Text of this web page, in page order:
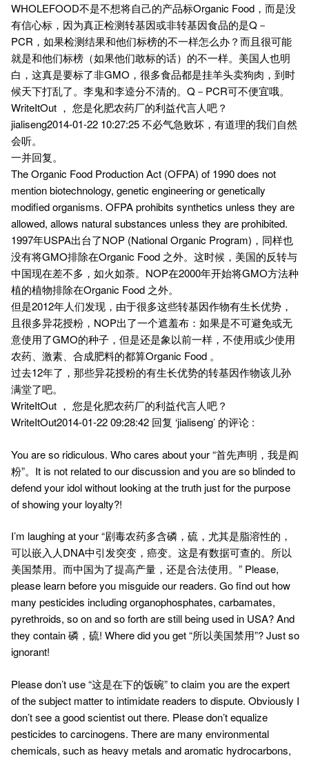
WHOLEFOOD不是不想将自己的产品标Organic Food，而是没
有信心标，因为真正检测转基因或非转基因食品的是Q－
PCR，如果检测结果和他们标榜的不一样怎么办？而且很可能
就是和他们标榜（如果他们敢标的话）的不一样。美国人也明
白，这真是要标了非GMO，很多食品都是挂羊头卖狗肉，到时
候天下打乱了。李鬼和李逵分不清的。Q－PCR可不便宜哦。
WriteItOut ， 您是化肥农药厂的利益代言人吧？
jialiseng2014-01-22 10:27:25 不必气急败坏，有道理的我们自然
会听。
一并回复。
The Organic Food Production Act (OFPA) of 1990 does not
mention biotechnology, genetic engineering or genetically
modified organisms. OFPA prohibits synthetics unless they are
allowed, allows natural substances unless they are prohibited.
1997年USPA出台了NOP (National Organic Program)，同样也
没有将GMO排除在Organic Food 之外。这时候，美国的反转与
中国现在差不多，如火如荼。NOP在2000年开始将GMO方法种
植的植物排除在Organic Food 之外。
但是2012年人们发现，由于很多这些转基因作物有生长优势，
且很多异花授粉，NOP出了一个遮羞布：如果是不可避免或无
意使用了GMO的种子，但是还是象以前一样，不使用或少使用
农药、激素、合成肥料的都算Organic Food 。
过去12年了，那些异花授粉的有生长优势的转基因作物该儿孙
满堂了吧。
WriteItOut ， 您是化肥农药厂的利益代言人吧？
WriteItOut2014-01-22 09:28:42 回复 ‘jialiseng’ 的评论 :
You are so ridiculous. Who cares about your “首先声明，我是阎
粉”。It is not related to our discussion and you are so blinded to
defend your idol without looking at the truth just for the purpose
of showing your loyalty?!
I’m laughing at your “剧毒农药多含磷，硫，尤其是脂溶性的，
可以嵌入人DNA中引发突变，癌变。这是有数据可查的。所以
美国禁用。而中国为了提高产量，还是合法使用。” Please,
please learn before you misguide our readers. Go find out how
many pesticides including organophosphates, carbamates,
pyrethroids, so on and so forth are still being used in USA? And
they contain 磷，硫! Where did you get “所以美国禁用”? Just so
ignorant!
Please don’t use “这是在下的饭碗” to claim you are the expert
of the subject matter to intimidate readers to dispute. Obviously I
don’t see a good scientist out there. Please don’t equalize
pesticides to carcinogens. There are many environmental
chemicals, such as heavy metals and aromatic hydrocarbons,